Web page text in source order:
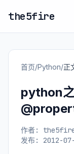
the5fire
首页/Python/正
python
作者:
发布: 2012-